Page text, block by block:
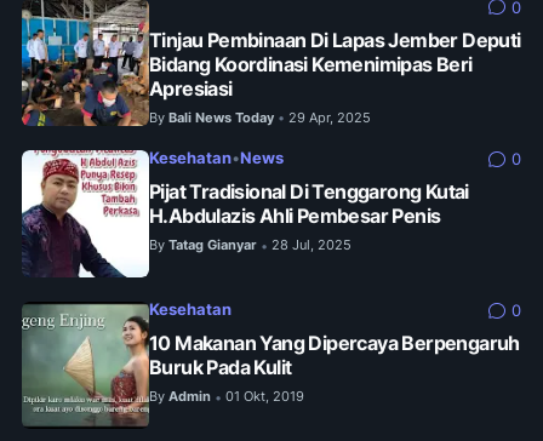
0
Tinjau Pembinaan Di Lapas Jember Deputi
Bidang Koordinasi Kemenimipas Beri
Apresiasi
By Bali News Today • 29 Apr, 2025
Kesehatan•News 0
Pijat Tradisional Di Tenggarong Kutai
H.Abdulazis Ahli Pembesar Penis
By Tatag Gianyar • 28 Jul, 2025
Kesehatan 0
10 Makanan Yang Dipercaya Berpengaruh
Buruk Pada Kulit
By Admin • 01 Okt, 2019